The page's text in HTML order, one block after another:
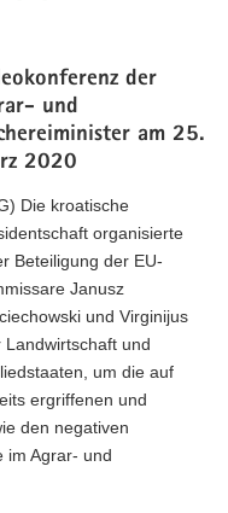
der
und
am 25.
2020
Die kroatische
organisierte
Beteiligung der EU-
Janusz
und Virginijus
und
um die auf
ergriffenen und
den negativen
im Agrar- und